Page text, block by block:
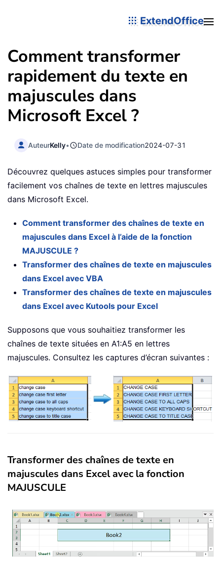
ExtendOffice
Comment transformer
rapidement du texte en
majuscules dans
Microsoft Excel ?
AuteurKelly• Date de modification2024-07-31
Découvrez quelques astuces simples pour transformer
facilement vos chaînes de texte en lettres majuscules
dans Microsoft Excel.
Comment transformer des chaînes de texte en
majuscules dans Excel à l’aide de la fonction
MAJUSCULE ?
Transformer des chaînes de texte en majuscules
dans Excel avec VBA
Transformer des chaînes de texte en majuscules
dans Excel avec Kutools pour Excel
Supposons que vous souhaitiez transformer les
chaînes de texte situées en A1:A5 en lettres
majuscules. Consultez les captures d’écran suivantes :
Transformer des chaînes de texte en
majuscules dans Excel avec la fonction
MAJUSCULE